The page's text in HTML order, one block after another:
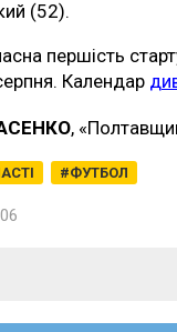
(52).
першість
Календар
,
ФУТБОЛ